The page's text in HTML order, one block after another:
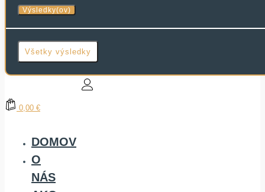
Výsledky(ov)
Všetky výsledky
0,00 €
DOMOV
O
NÁS